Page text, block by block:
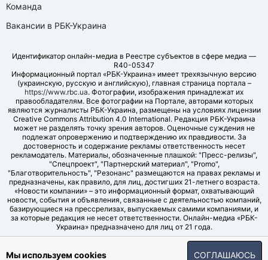
Команда
Вакансии в РБК-Украина
Идентификатор онлайн-медиа в Реестре субъектов в сфере медиа —
R40-05347
Информационный портал «РБК-Украина» имеет трехязычную версию
(украинскую, русскую и английскую), главная страница портала –
https://www.rbc.ua. Фотографии, изображения принадлежат их
правообладателям. Все фотографии на Портале, авторами которых
являются журналисты РБК-Украина, размещены на условиях лицензии
Creative Commons Attribution 4.0 International. Редакция РБК-Украина
может не разделять точку зрения авторов. Оценочные суждения не
подлежат опровержению и подтверждению их правдивости. За
достоверность и содержание рекламы ответственность несет
рекламодатель. Материалы, обозначенные плашкой: "Пресс-релизы",
"Спецпроект", "Партнерский материал", "Promo",
"Благотворительность", "Резонанс" размещаются на правах рекламы и
предназначены, как правило, для лиц, достигших 21-летнего возраста.
«Новости компании» – это информационный формат, охватывающий
новости, события и объявления, связанные с деятельностью компаний,
базирующиеся на прессрелизах, выпускаемых самими компаниями, и
за которые редакция не несет ответственности. Онлайн-медиа «РБК-
Украина» предназначено для лиц от 21 года.
© LLC "UBT MEDIA", 2006-2026.
Мы используем cookies СОГЛАШАЮСЬ